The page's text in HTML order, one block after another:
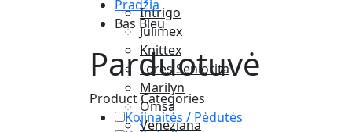
Intrigo
Julimex
Knittex
Lores Seniorita
Marilyn
Omsa
Veneziana
Pradžia
Bas Bleu
Parduotuvė
Product Categories
Kojinaitės / Pėdutės